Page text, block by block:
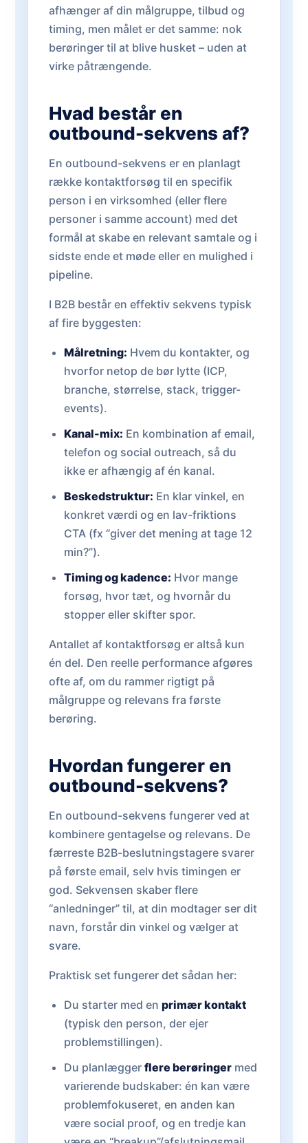
afhænger af din målgruppe, tilbud og
timing, men målet er det samme: nok
berøringer til at blive husket – uden at
virke påtrængende.
Hvad består en
outbound-sekvens af?
En outbound-sekvens er en planlagt
række kontaktforsøg til en specifik
person i en virksomhed (eller flere
personer i samme account) med det
formål at skabe en relevant samtale og i
sidste ende et møde eller en mulighed i
pipeline.
I B2B består en effektiv sekvens typisk
af fire byggesten:
Målretning: Hvem du kontakter, og
hvorfor netop de bør lytte (ICP,
branche, størrelse, stack, trigger-
events).
Kanal-mix: En kombination af email,
telefon og social outreach, så du
ikke er afhængig af én kanal.
Beskedstruktur: En klar vinkel, en
konkret værdi og en lav-friktions
CTA (fx “giver det mening at tage 12
min?”).
Timing og kadence: Hvor mange
forsøg, hvor tæt, og hvornår du
stopper eller skifter spor.
Antallet af kontaktforsøg er altså kun
én del. Den reelle performance afgøres
ofte af, om du rammer rigtigt på
målgruppe og relevans fra første
berøring.
Hvordan fungerer en
outbound-sekvens?
En outbound-sekvens fungerer ved at
kombinere gentagelse og relevans. De
færreste B2B-beslutningstagere svarer
på første email, selv hvis timingen er
god. Sekvensen skaber flere
“anledninger” til, at din modtager ser dit
navn, forstår din vinkel og vælger at
svare.
Praktisk set fungerer det sådan her:
Du starter med en primær kontakt
(typisk den person, der ejer
problemstillingen).
Du planlægger flere berøringermed
varierende budskaber: én kan være
problemfokuseret, en anden kan
være social proof, og en tredje kan